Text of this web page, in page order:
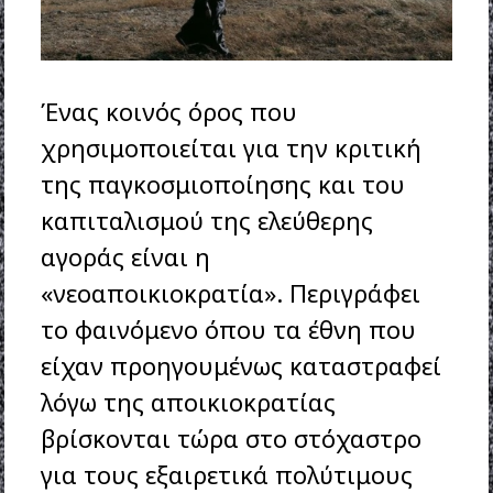
Ένας κοινός όρος που
χρησιμοποιείται για την κριτική
της παγκοσμιοποίησης και του
καπιταλισμού της ελεύθερης
αγοράς είναι η
«νεοαποικιοκρατία». Περιγράφει
το φαινόμενο όπου τα έθνη που
είχαν προηγουμένως καταστραφεί
λόγω της αποικιοκρατίας
βρίσκονται τώρα στο στόχαστρο
για τους εξαιρετικά πολύτιμους